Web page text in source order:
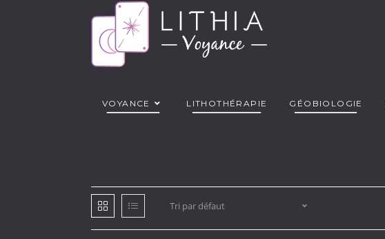
VOYANCE LITHOTHÉRAPIE GÉOBIOLOGIE
Tri par défaut